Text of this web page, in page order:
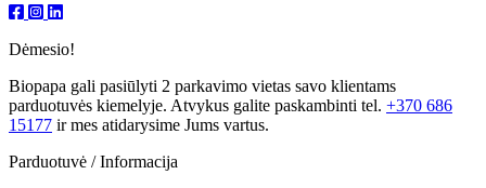
Dėmesio!
Biopapa gali pasiūlyti 2 parkavimo vietas savo klientams
parduotuvės kiemelyje. Atvykus galite paskambinti tel. +370 686
15177 ir mes atidarysime Jums vartus.
Parduotuvė / Informacija